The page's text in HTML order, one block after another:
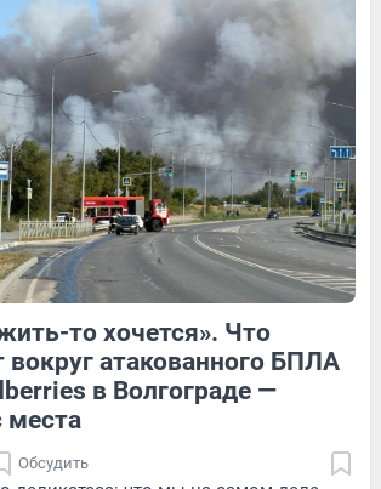
7 Обсудить
то хочется». Что
вокруг атакованного БПЛА
в Волгограде —
места
Обсудить